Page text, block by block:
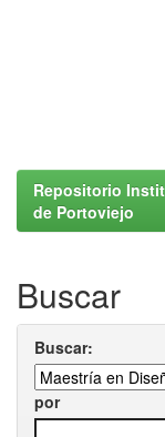
Repositorio
de Portoviejo
Buscar
Buscar:
por